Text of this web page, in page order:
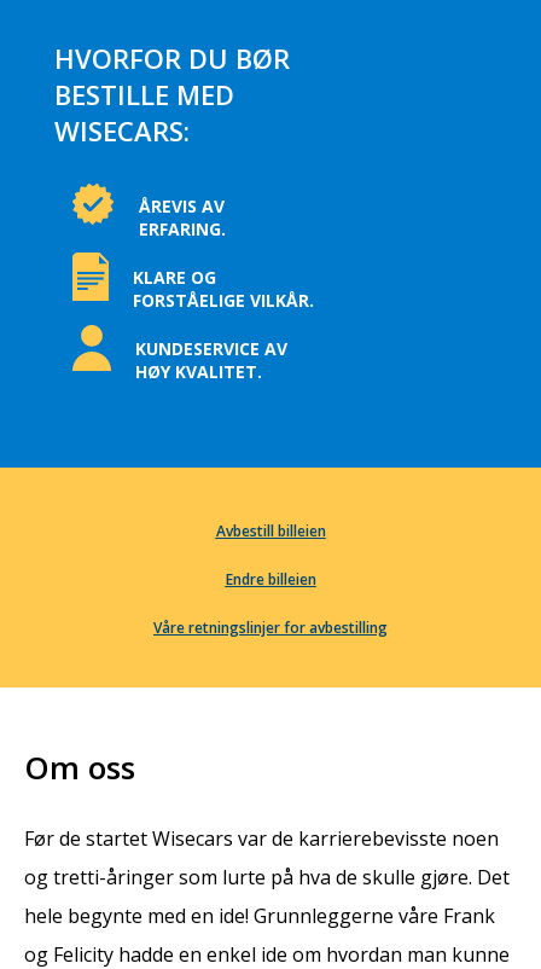
HVORFOR DU BØR
BESTILLE MED
WISECARS:
ÅREVIS AV
ERFARING.
KLARE OG
FORSTÅELIGE VILKÅR.
KUNDESERVICE AV
HØY KVALITET.
Avbestill billeien
Endre billeien
Våre retningslinjer for avbestilling
Om oss
Før de startet Wisecars var de karrierebevisste noen
og tretti-åringer som lurte på hva de skulle gjøre. Det
hele begynte med en ide! Grunnleggerne våre Frank
og Felicity hadde en enkel ide om hvordan man kunne